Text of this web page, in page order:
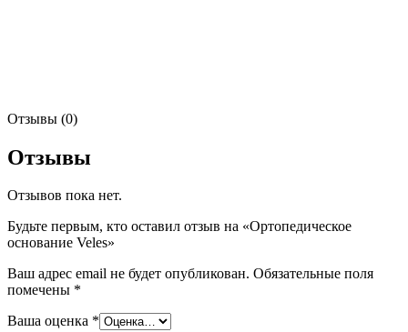
Отзывы (0)
Отзывы
Отзывов пока нет.
Будьте первым, кто оставил отзыв на «Ортопедическое
основание Veles»
Ваш адрес email не будет опубликован. Обязательные поля
помечены *
Ваша оценка *